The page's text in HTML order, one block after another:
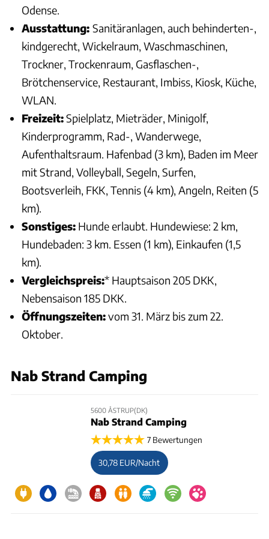
Odense.
Ausstattung: Sanitäranlagen, auch behinderten-,
kindgerecht, Wickelraum, Waschmaschinen,
Trockner, Trockenraum, Gasflaschen-,
Brötchenservice, Restaurant, Imbiss, Kiosk, Küche,
WLAN.
Freizeit:Spielplatz, Mieträder, Minigolf,
Kinderprogramm, Rad-, Wanderwege,
Aufenthaltsraum. Hafenbad (3 km), Baden im Meer
mit Strand, Volleyball, Segeln, Surfen,
Bootsverleih, FKK, Tennis (4 km), Angeln, Reiten (5
km).
Sonstiges: Hunde erlaubt. Hundewiese: 2 km,
Hundebaden: 3 km. Essen (1 km), Einkaufen (1,5
km).
Vergleichspreis:* Hauptsaison 205 DKK,
Nebensaison 185 DKK.
Öffnungszeiten:vom 31. März bis zum 22.
Oktober.
Nab Strand Camping
5600 ÅSTRUP(DK)
Nab Strand Camping
7 Bewertungen
30,78 EUR/Nacht